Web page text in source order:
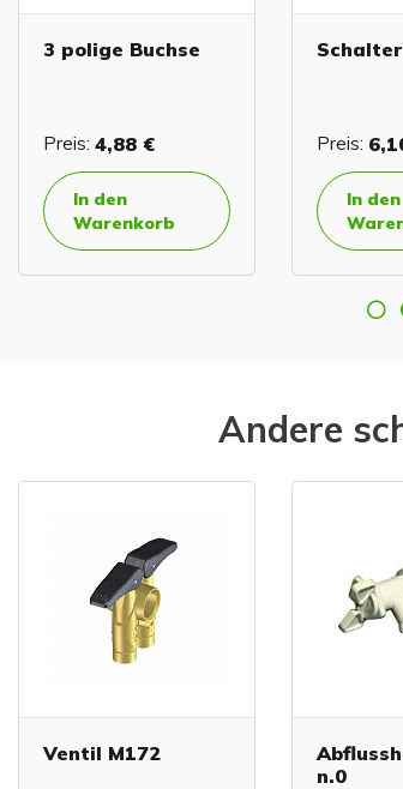
3 polige Buchse
Preis: 4,88 €
In den
Warenkorb
Schalter
Preis:
In den
Andere
Ventil M172
n.0